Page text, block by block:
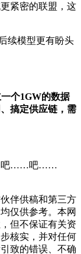
紧密的联盟，这
续模型更有盼头
个1GW的数据
搞定供应链，需
了吧……吧……
伴供稿和第三方
仅供参考。本网
但不保证有关资
核实，并对任何
致的错误、不确